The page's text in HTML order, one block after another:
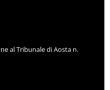
al Tribunale di Aosta n.